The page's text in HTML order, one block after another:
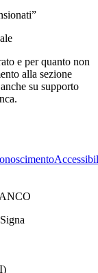
e per quanto non
alla sezione
su supporto